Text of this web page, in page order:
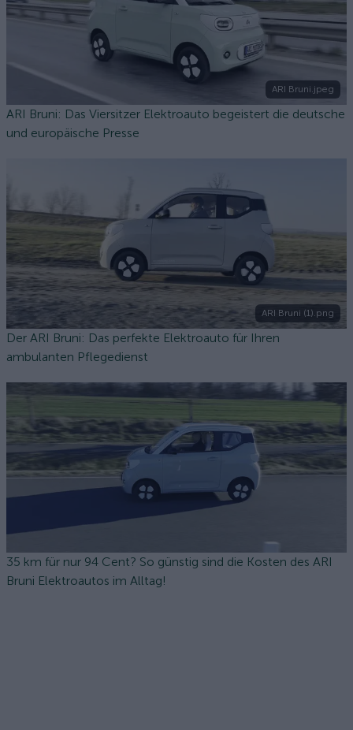
ARI Bruni.jpeg
ARI Bruni: Das Viersitzer Elektroauto begeistert die deutsche
und europäische Presse
ARI Bruni (1).png
Der ARI Bruni: Das perfekte Elektroauto für Ihren
ambulanten Pflegedienst
35 km für nur 94 Cent? So günstig sind die Kosten des ARI
Bruni Elektroautos im Alltag!